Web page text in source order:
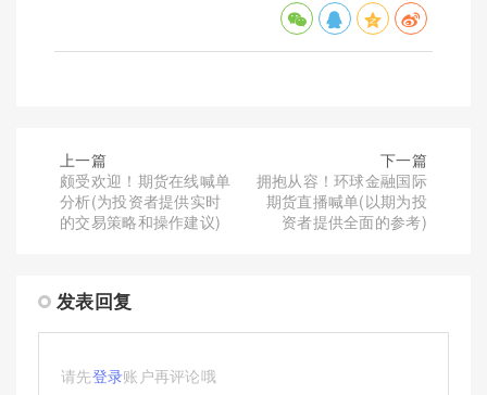
上一篇
颇受欢迎！期货在线喊单
分析(为投资者提供实时
的交易策略和操作建议)
下一篇
拥抱从容！环球金融国际
期货直播喊单(以期为投
资者提供全面的参考)
发表回复
请先登录账户再评论哦